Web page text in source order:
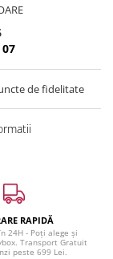
de fidelitate
RAPIDĂ
24H - Poți alege și
Transport Gratuit
peste 699 Lei.